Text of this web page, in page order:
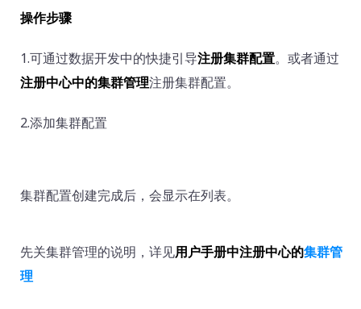
操作步骤
1.可通过数据开发中的快捷引导注册集群配置。或者通过
注册中心中的集群管理注册集群配置。
2.添加集群配置
集群配置创建完成后，会显示在列表。
先关集群管理的说明，详见用户手册中注册中心的集群管
理